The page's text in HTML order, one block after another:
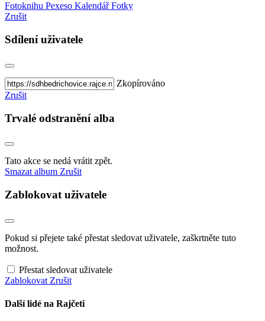
Fotoknihu Pexeso KalendářFotky
Zrušit
Sdílení uživatele
Zkopírováno
Zrušit
Trvalé odstranění alba
Tato akce se nedá vrátit zpět.
Smazat album Zrušit
Zablokovat uživatele
Pokud si přejete také přestat sledovat uživatele, zaškrtněte tuto
možnost.
Přestat sledovat uživatele
Zablokovat Zrušit
Další lidé na Rajčeti